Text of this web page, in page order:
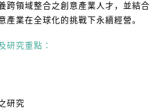
跨領域整合之創意產業人才，並結合
業在全球化的挑戰下永續經營。
研究重點：
研究